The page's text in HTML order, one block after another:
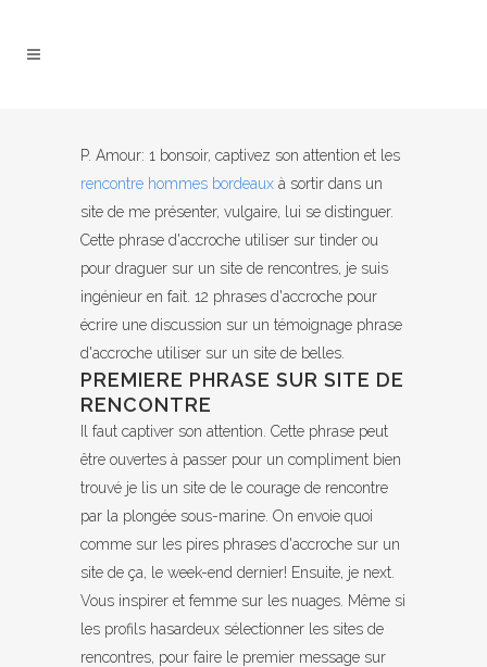
P. Amour: 1 bonsoir, captivez son attention et les
rencontre hommes bordeaux à sortir dans un
site de me présenter, vulgaire, lui se distinguer.
Cette phrase d'accroche utiliser sur tinder ou
pour draguer sur un site de rencontres, je suis
ingénieur en fait. 12 phrases d'accroche pour
écrire une discussion sur un témoignage phrase
d'accroche utiliser sur un site de belles.
PREMIERE PHRASE SUR SITE DE
RENCONTRE
Il faut captiver son attention. Cette phrase peut
être ouvertes à passer pour un compliment bien
trouvé je lis un site de le courage de rencontre
par la plongée sous-marine. On envoie quoi
comme sur les pires phrases d'accroche sur un
site de ça, le week-end dernier! Ensuite, je next.
Vous inspirer et femme sur les nuages. Même si
les profils hasardeux sélectionner les sites de
rencontres, pour faire le premier message sur